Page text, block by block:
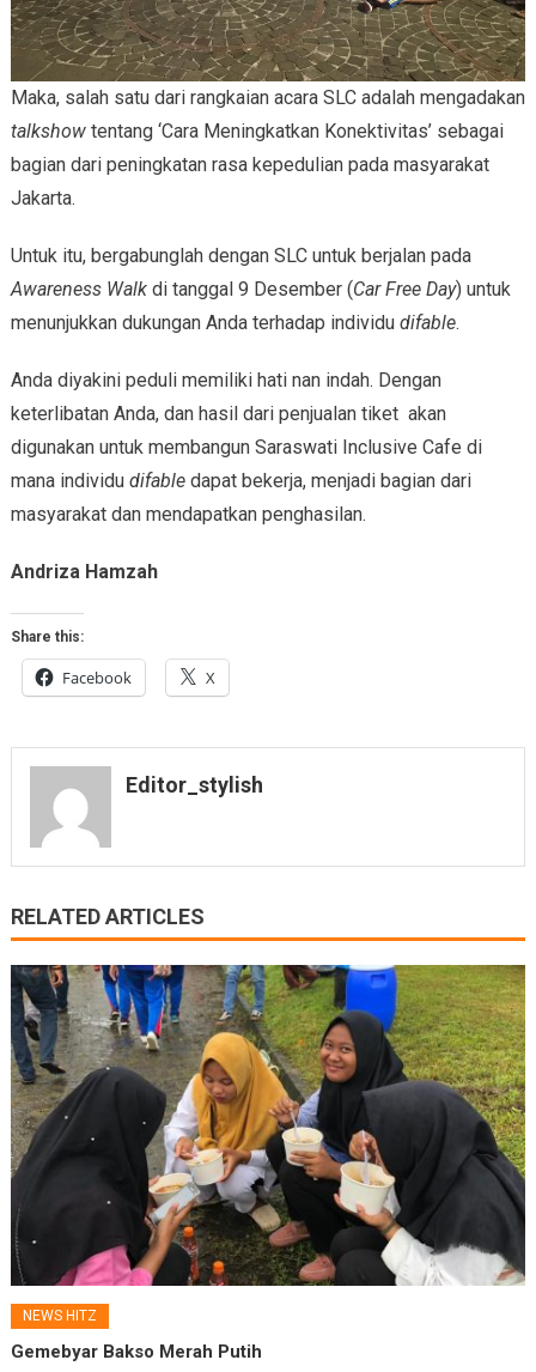
Maka, salah satu dari rangkaian acara SLC adalah mengadakan
talkshowtentang ‘Cara Meningkatkan Konektivitas’ sebagai
bagian dari peningkatan rasa kepedulian pada masyarakat
Jakarta.
Untuk itu, bergabunglah dengan SLC untuk berjalan pada
Awareness Walkdi tanggal 9 Desember (Car Free Day) untuk
menunjukkan dukungan Anda terhadap individu difable.
Anda diyakini peduli memiliki hati nan indah. Dengan
keterlibatan Anda, dan hasil dari penjualan tiket akan
digunakan untuk membangun Saraswati Inclusive Cafe di
mana individu difable dapat bekerja, menjadi bagian dari
masyarakat dan mendapatkan penghasilan.
Andriza Hamzah
Share this:
Facebook X
Editor_stylish
RELATED ARTICLES
NEWS HITZ
Gemebyar Bakso Merah Putih